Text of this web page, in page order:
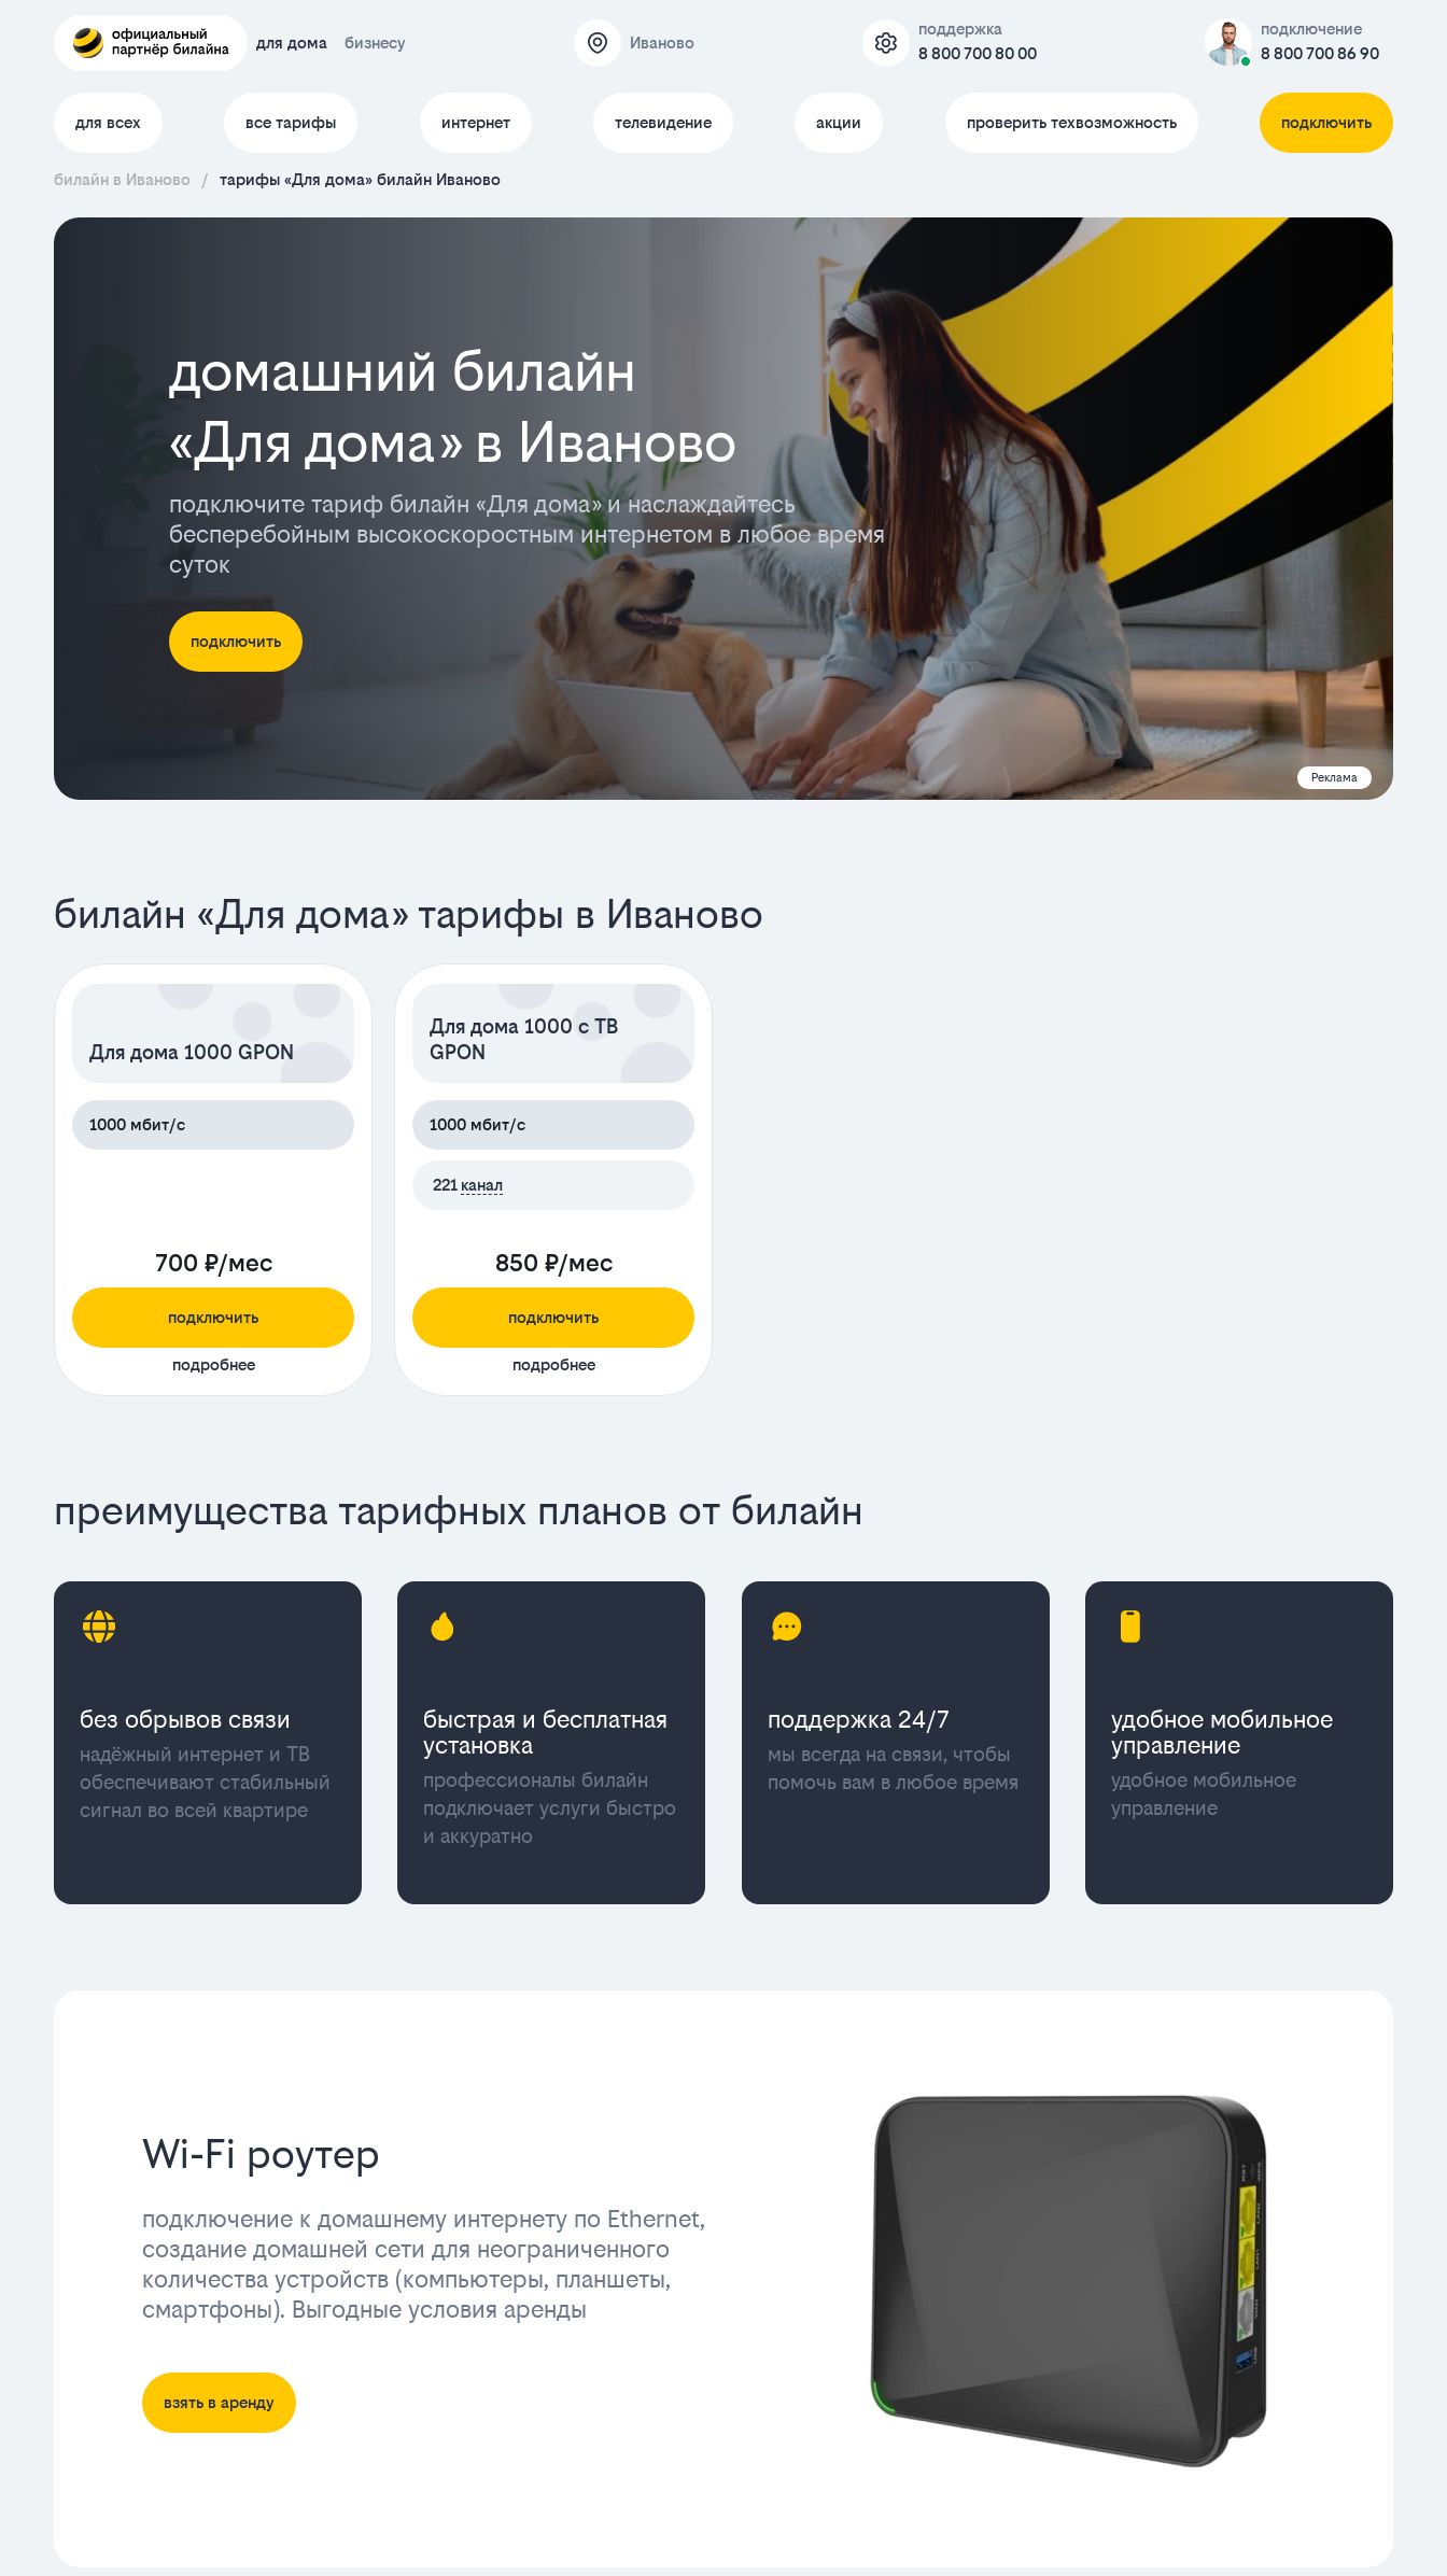
для дома бизнесу Иваново
поддержка
8 800 700 80 00
подключение
8 800 700 86 90
для всех все тарифы интернет телевидение акции проверить техвозможность подключить
билайн в Иваново / тарифы «Для дома» билайн Иваново
домашний билайн
«Для дома» в Иваново
подключите тариф билайн «Для дома» и наслаждайтесь
бесперебойным высокоскоростным интернетом в любое время
суток
подключить
Реклама
билайн «Для дома» тарифы в Иваново
Для дома 1000 GPON
1000 мбит/с
700 ₽/мес
подключить
подробнее
Для дома 1000 с ТВ
GPON
1000 мбит/с
221 канал
850 ₽/мес
подключить
подробнее
преимущества тарифных планов от билайн
без обрывов связи
надёжный интернет и ТВ
обеспечивают стабильный
сигнал во всей квартире
быстрая и бесплатная
установка
профессионалы билайн
подключает услуги быстро
и аккуратно
поддержка 24/7
мы всегда на связи, чтобы
помочь вам в любое время
удобное мобильное
управление
удобное мобильное
управление
Wi-Fi роутер
подключение к домашнему интернету по Ethernet,
создание домашней сети для неограниченного
количества устройств (компьютеры, планшеты,
смартфоны). Выгодные условия аренды
взять в аренду